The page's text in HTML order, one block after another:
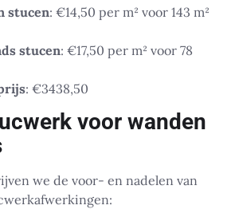
stucen: €14,50 per m² voor 143 m²
stucen: €17,50 per m² voor 78
: €3438,50
voor wanden
we de voor- en nadelen van